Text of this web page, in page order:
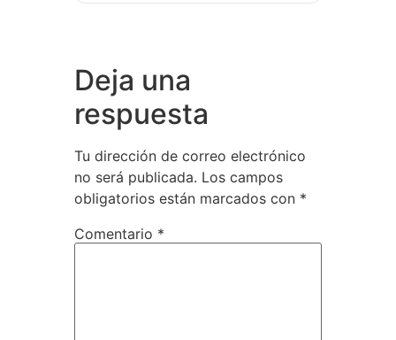
Deja una
respuesta
Tu dirección de correo electrónico
no será publicada. Los campos
obligatorios están marcados con *
Comentario *